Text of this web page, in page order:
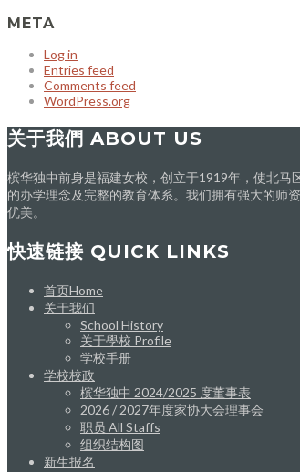
META
Log in
Entries feed
Comments feed
WordPress.org
关于我們 ABOUT US
槟华独中前身是福建女校，创立于1919年，使北
的办学理念及完整的教育体系。我们拥有强大的师
优美。
快速链接 QUICK LINKS
首页Home
关于我们
School History
关于學校 Profile
学校手册
学校校政
槟华独中 2024/2025 度董事表
2026 / 2027年度家协大会理事会
职员 All Staffs
组织结构图
新生报名